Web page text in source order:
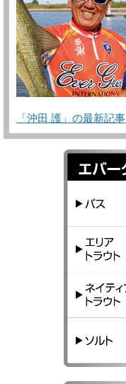
「沖田 護」の最新記事